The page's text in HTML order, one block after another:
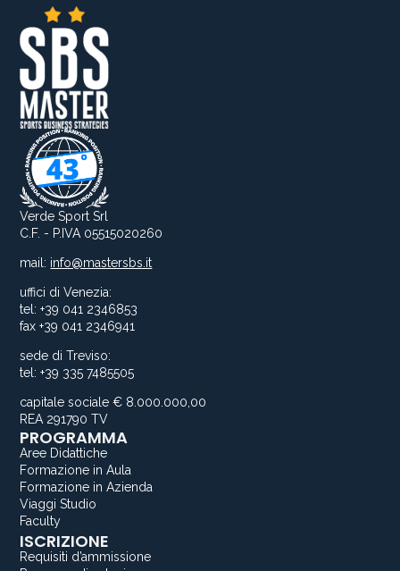
Verde Sport Srl
C.F. - P.IVA 05515020260
mail: info@mastersbs.it
uffici di Venezia:
tel: +39 041 2346853
fax +39 041 2346941
sede di Treviso:
tel: +39 335 7485505
capitale sociale € 8.000.000,00
REA 291790 TV
PROGRAMMA
Aree Didattiche
Formazione in Aula
Formazione in Azienda
Viaggi Studio
Faculty
ISCRIZIONE
Requisiti d’ammissione